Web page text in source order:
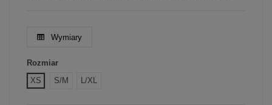
Wymiary
Rozmiar
XS
S/M L/XL